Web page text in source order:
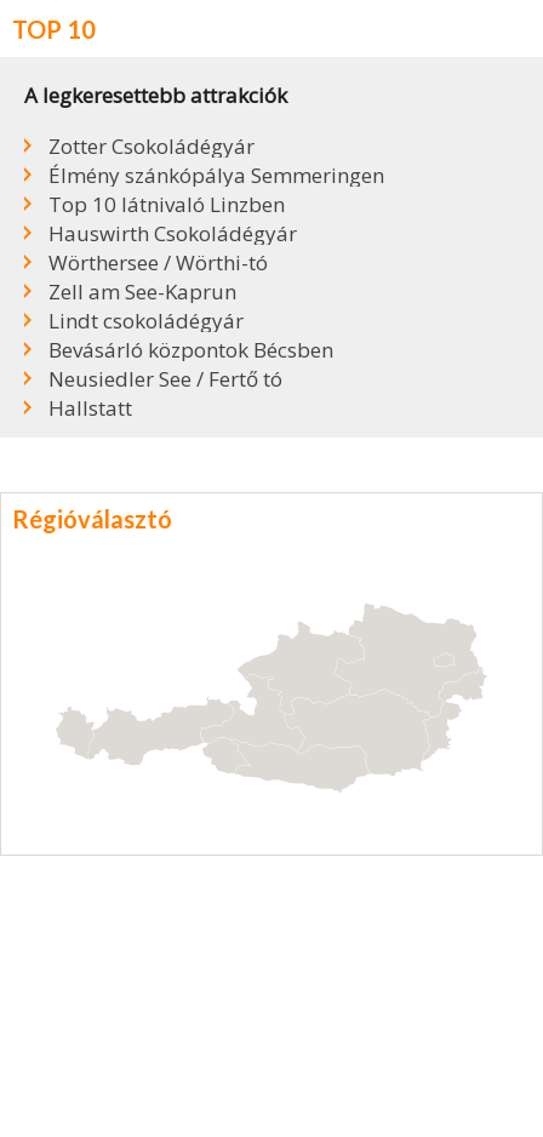
TOP 10
A legkeresettebb attrakciók
Zotter Csokoládégyár
Élmény szánkópálya Semmeringen
Top 10 látnivaló Linzben
Hauswirth Csokoládégyár
Wörthersee / Wörthi-tó
Zell am See-Kaprun
Lindt csokoládégyár
Bevásárló központok Bécsben
Neusiedler See / Fertő tó
Hallstatt
Régióválasztó